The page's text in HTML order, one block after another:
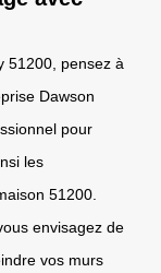
51200, pensez à
Dawson
pour
les
51200.
envisagez de
vos murs